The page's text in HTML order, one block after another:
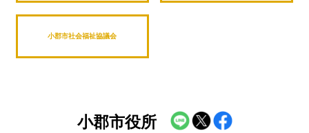
小郡市社会福祉協議会
小郡市役所